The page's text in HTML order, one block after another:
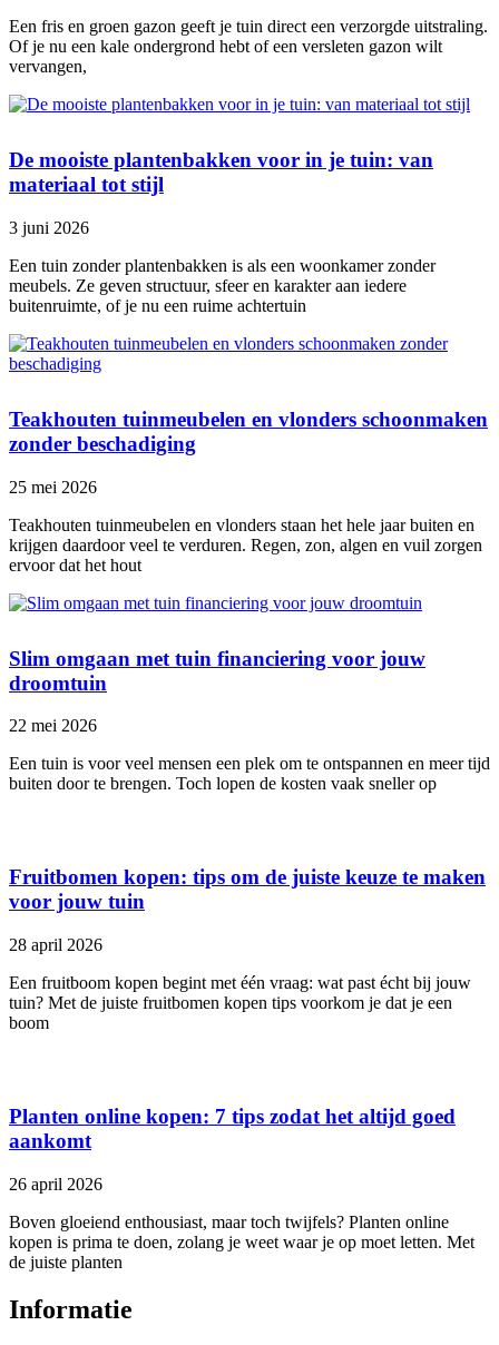
Een fris en groen gazon geeft je tuin direct een verzorgde uitstraling.
Of je nu een kale ondergrond hebt of een versleten gazon wilt
vervangen,
De mooiste plantenbakken voor in je tuin: van
materiaal tot stijl
3 juni 2026
Een tuin zonder plantenbakken is als een woonkamer zonder
meubels. Ze geven structuur, sfeer en karakter aan iedere
buitenruimte, of je nu een ruime achtertuin
Teakhouten tuinmeubelen en vlonders schoonmaken
zonder beschadiging
25 mei 2026
Teakhouten tuinmeubelen en vlonders staan het hele jaar buiten en
krijgen daardoor veel te verduren. Regen, zon, algen en vuil zorgen
ervoor dat het hout
Slim omgaan met tuin financiering voor jouw
droomtuin
22 mei 2026
Een tuin is voor veel mensen een plek om te ontspannen en meer tijd
buiten door te brengen. Toch lopen de kosten vaak sneller op
Fruitbomen kopen: tips om de juiste keuze te maken
voor jouw tuin
28 april 2026
Een fruitboom kopen begint met één vraag: wat past écht bij jouw
tuin? Met de juiste fruitbomen kopen tips voorkom je dat je een
boom
Planten online kopen: 7 tips zodat het altijd goed
aankomt
26 april 2026
Boven gloeiend enthousiast, maar toch twijfels? Planten online
kopen is prima te doen, zolang je weet waar je op moet letten. Met
de juiste planten
Informatie